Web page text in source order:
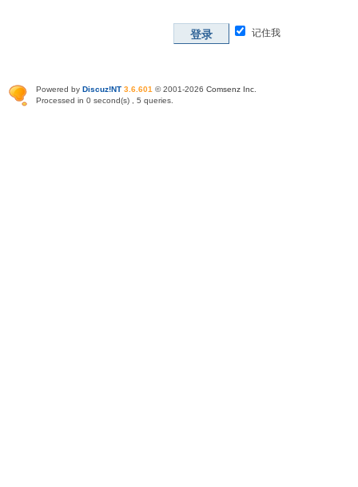
登录 记住我
Powered by Discuz!NT 3.6.601 © 2001-2026 Comsenz Inc
Processed in 0 second(s) , 5 queries.